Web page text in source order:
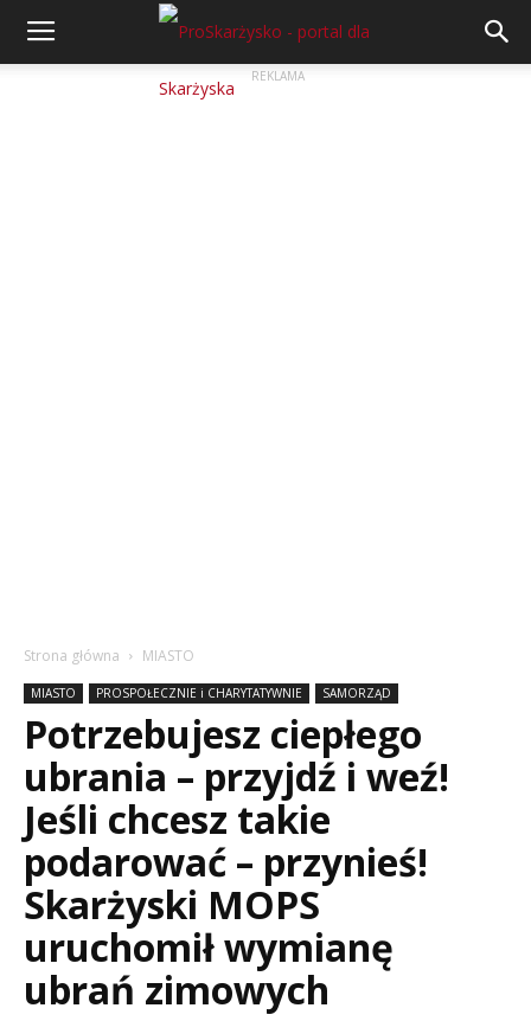
REKLAMA
Strona główna MIASTO
MIASTO PROSPOŁECZNIE i CHARYTATYWNIE SAMORZĄD
Potrzebujesz ciepłego
ubrania – przyjdź i weź!
Jeśli chcesz takie
podarować – przynieś!
Skarżyski MOPS
uruchomił wymianę
ubrań zimowych